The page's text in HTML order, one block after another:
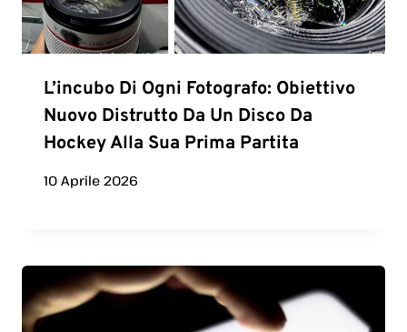
L’incubo Di Ogni Fotografo: Obiettivo
Nuovo Distrutto Da Un Disco Da
Hockey Alla Sua Prima Partita
10 Aprile 2026